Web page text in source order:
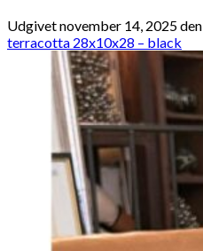
Udgivetnovember 14, 2025den
terracotta 28x10x28 – black